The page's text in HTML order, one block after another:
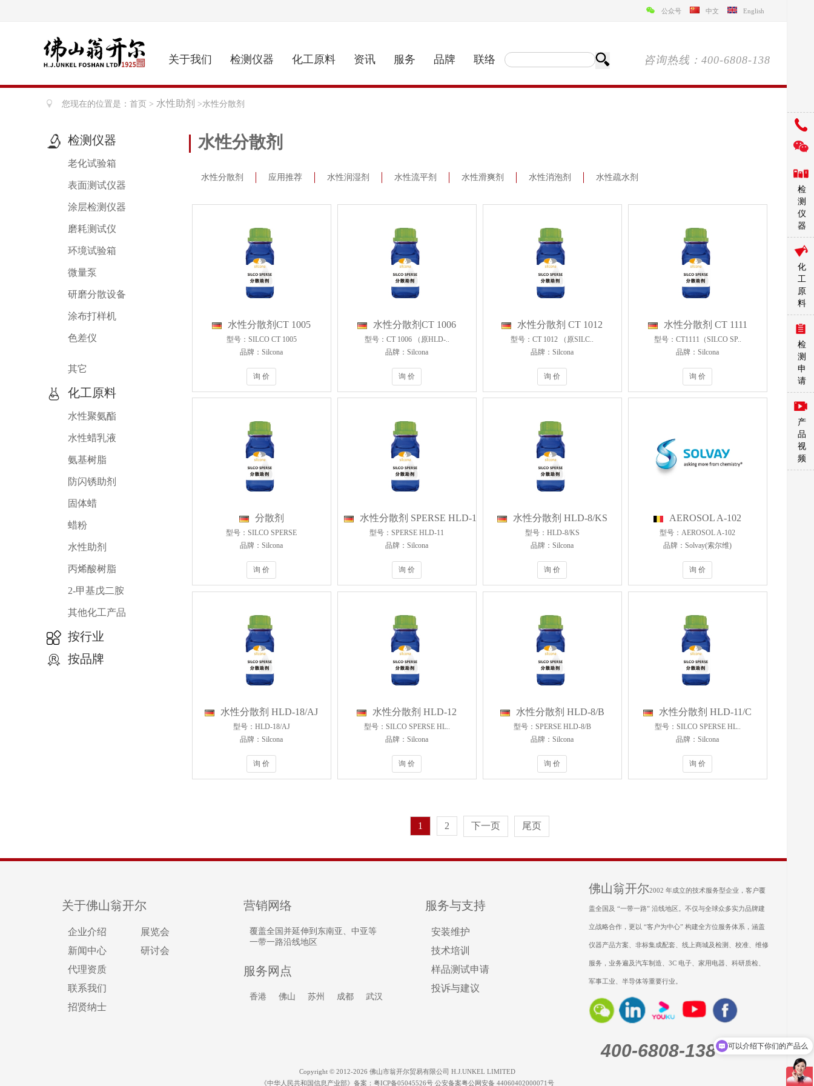
公众号 中文 English
关于我们 检测仪器 化工原料 资讯 服务 品牌 联络 咨询热线：400-6808-138
您现在的位置是：首页 > 水性助剂 >水性分散剂
检测仪器
老化试验箱
表面测试仪器
涂层检测仪器
磨耗测试仪
环境试验箱
微量泵
研磨分散设备
涂布打样机
色差仪
其它
化工原料
水性聚氨酯
水性蜡乳液
氨基树脂
防闪锈助剂
固体蜡
蜡粉
水性助剂
丙烯酸树脂
2-甲基戊二胺
其他化工产品
按行业
按品牌
水性分散剂
水性分散剂 应用推荐 水性润湿剂 水性流平剂 水性滑爽剂 水性消泡剂 水性疏水剂
水性分散剂CT 1005
型号：SILCO CT 1005
品牌：Silcona
询 价
水性分散剂CT 1006
型号：CT 1006 （原HLD-..
品牌：Silcona
询 价
水性分散剂 CT 1012
型号：CT 1012 （原SILC..
品牌：Silcona
询 价
水性分散剂 CT 1111
型号：CT1111（SILCO SP..
品牌：Silcona
询 价
分散剂
型号：SILCO SPERSE
品牌：Silcona
询 价
水性分散剂 SPERSE HLD-11
型号：SPERSE HLD-11
品牌：Silcona
询 价
水性分散剂 HLD-8/KS
型号：HLD-8/KS
品牌：Silcona
询 价
AEROSOL A-102
型号：AEROSOL A-102
品牌：Solvay(索尔维)
询 价
水性分散剂 HLD-18/AJ
型号：HLD-18/AJ
品牌：Silcona
询 价
水性分散剂 HLD-12
型号：SILCO SPERSE HL..
品牌：Silcona
询 价
水性分散剂 HLD-8/B
型号：SPERSE HLD-8/B
品牌：Silcona
询 价
水性分散剂 HLD-11/C
型号：SILCO SPERSE HL..
品牌：Silcona
询 价
1 2 下一页 尾页
关于佛山翁开尔
企业介绍
新闻中心
代理资质
联系我们
招贤纳士
展览会
研讨会
营销网络
覆盖全国并延伸到东南亚、中亚等
一带一路沿线地区
服务网点
香港 佛山 苏州 成都 武汉
服务与支持
安装维护
技术培训
样品测试申请
投诉与建议
佛山翁开尔2002 年成立的技术服务型企业，客户覆
盖全国及 “一带一路” 沿线地区。不仅与全球众多实力品牌建
立战略合作，更以 “客户为中心” 构建全方位服务体系，涵盖
仪器产品方案、非标集成配套、线上商城及检测、校准、维修
服务，业务遍及汽车制造、3C 电子、家用电器、科研质检、
军事工业、半导体等重要行业。
400-6808-138
Copyright © 2012-2026 佛山市翁开尔贸易有限公司 H.J.UNKEL LIMITED
《中华人民共和国信息产业部》备案： 粤ICP备05045526号公安备案粤公网安备 44060402000071号
检
测
仪
器
化
工
原
料
检
测
申
请
产
品
视
频
可以介绍下你们的产品么